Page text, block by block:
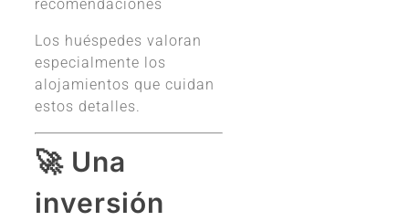
recomendaciones
Los huéspedes valoran
especialmente los
alojamientos que cuidan
estos detalles.
🚀 Una
inversión